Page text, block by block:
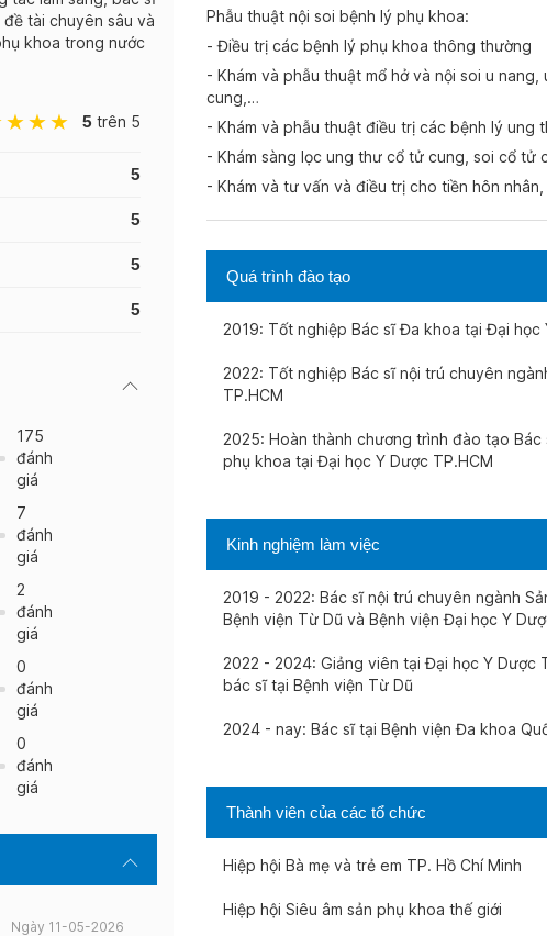
tài chuyên sâu và
khoa trong nước
5trên 5
5
5
5
5
175
đánh
giá
7
đánh
giá
2
đánh
giá
0
đánh
giá
0
đánh
giá
Ngày 11-05-2026
Phẫu thuật nội soi bệnh lý phụ khoa:
- Điều trị các bệnh lý phụ khoa thông thường
- Khám và phẫu thuật mổ hở và nội soi u
cung,…
- Khám và phẫu thuật điều trị các bệnh lý ung
- Khám sàng lọc ung thư cổ tử cung, soi cổ tử
- Khám và tư vấn và điều trị cho tiền hôn
Quá trình đào tạo
2019: Tốt nghiệp Bác sĩ Đa khoa tại Đại học
2022: Tốt nghiệp Bác sĩ nội trú chuyên
TP.HCM
2025: Hoàn thành chương trình đào tạo
phụ khoa tại Đại học Y Dược TP.HCM
Kinh nghiệm làm việc
2019 - 2022: Bác sĩ nội trú chuyên ngành
Bệnh viện Từ Dũ và Bệnh viện Đại học Y
2022 - 2024: Giảng viên tại Đại học Y Dược
bác sĩ tại Bệnh viện Từ Dũ
2024 - nay: Bác sĩ tại Bệnh viện Đa khoa
Thành viên của các tổ chức
Hiệp hội Bà mẹ và trẻ em TP. Hồ Chí Minh
Hiệp hội Siêu âm sản phụ khoa thế giới